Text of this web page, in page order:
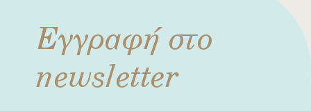
Εγγραφή στο
newsletter